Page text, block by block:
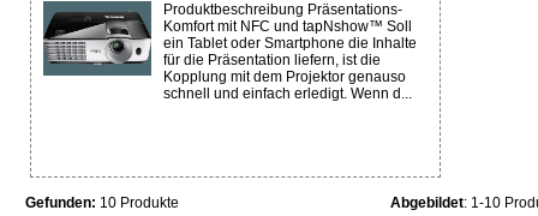
Produktbeschreibung Präsentations-
Komfort mit NFC und tapNshow™ Soll
ein Tablet oder Smartphone die Inhalte
für die Präsentation liefern, ist die
Kopplung mit dem Projektor genauso
schnell und einfach erledigt. Wenn d...
Gefunden: 10 Produkte Abgebildet: 1-10